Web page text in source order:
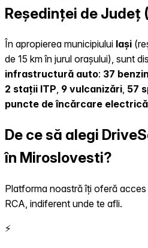
Reședinței de Județ
În apropierea municipiului Iași
de 15 km în jurul orașului), sunt
infrastructură auto: 37
2 stații ITP, 9 vulcanizări, 57
puncte de încărcare electrică
De ce să alegi
în Miroslovesti?
Platforma noastră îți oferă
RCA, indiferent unde te afli.
⚡